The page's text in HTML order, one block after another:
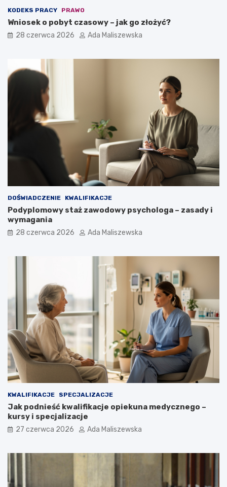
KODEKS PRACY PRAWO
Wniosek o pobyt czasowy – jak go złożyć?
28 czerwca 2026 Ada Maliszewska
DOŚWIADCZENIE KWALIFIKACJE
Podyplomowy staż zawodowy psychologa – zasady i
wymagania
28 czerwca 2026 Ada Maliszewska
KWALIFIKACJE SPECJALIZACJE
Jak podnieść kwalifikacje opiekuna medycznego –
kursy i specjalizacje
27 czerwca 2026 Ada Maliszewska